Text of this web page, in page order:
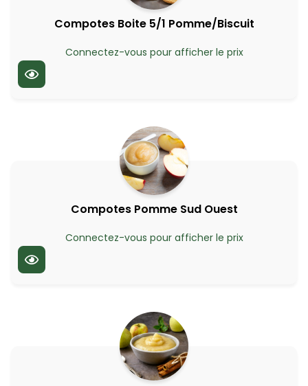
Compotes Boite 5/1 Pomme/Biscuit
Connectez-vous pour afficher le prix
Compotes Pomme Sud Ouest
Connectez-vous pour afficher le prix